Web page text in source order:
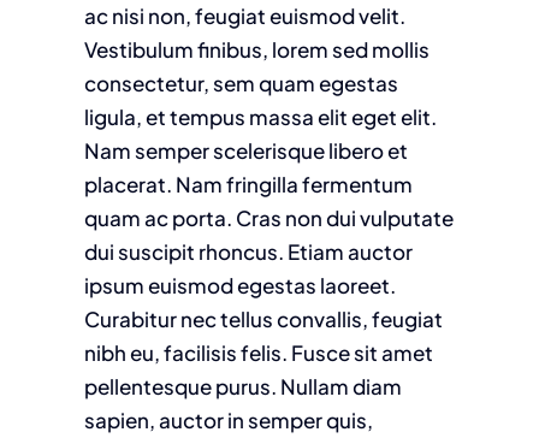
ac nisi non, feugiat euismod velit.
Vestibulum finibus, lorem sed mollis
consectetur, sem quam egestas
ligula, et tempus massa elit eget elit.
Nam semper scelerisque libero et
placerat. Nam fringilla fermentum
quam ac porta. Cras non dui vulputate
dui suscipit rhoncus. Etiam auctor
ipsum euismod egestas laoreet.
Curabitur nec tellus convallis, feugiat
nibh eu, facilisis felis. Fusce sit amet
pellentesque purus. Nullam diam
sapien, auctor in semper quis,